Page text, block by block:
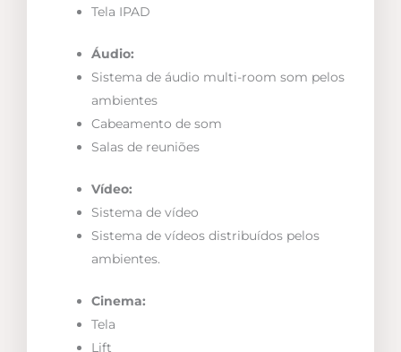
Tela IPAD
Áudio:
Sistema de áudio multi-room som pelos
ambientes
Cabeamento de som
Salas de reuniões
Vídeo:
Sistema de vídeo
Sistema de vídeos distribuídos pelos
ambientes.
Cinema:
Tela
Lift